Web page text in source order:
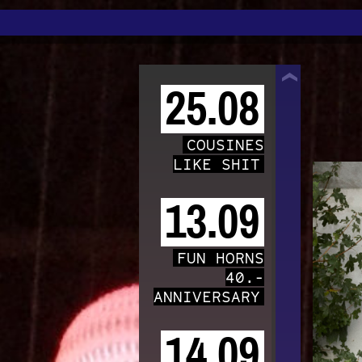
25.08
COUSINES
LIKE SHIT
13.09
FUN HORNS
40.-
ANNIVERSARY